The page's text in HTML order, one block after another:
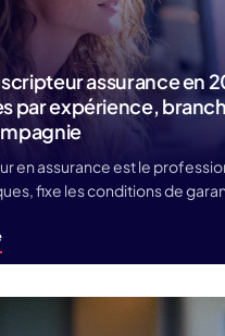
assurance en
par expérience,
en assurance est le
fixe les conditions de